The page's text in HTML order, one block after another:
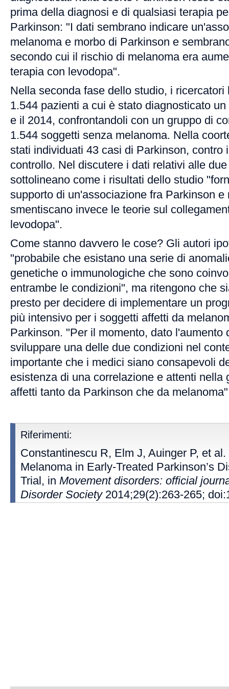
prima della diagnosi e di qualsiasi terapia
Parkinson: "I dati sembrano indicare
melanoma e morbo di Parkinson e
secondo cui il rischio di melanoma era
terapia con levodopa".
Nella seconda fase dello studio, i ricercatori
1.544 pazienti a cui è stato diagnosticato
e il 2014, confrontandoli con un gruppo di
1.544 soggetti senza melanoma. Nella
stati individuati 43 casi di Parkinson, contro
controllo. Nel discutere i dati relativi alle
sottolineano come i risultati dello studio
supporto di un'associazione fra Parkinson e
smentiscano invece le teorie sul
levodopa".
Come stanno davvero le cose? Gli autori
"probabile che esistano una serie di
genetiche o immunologiche che sono
entrambe le condizioni", ma ritengono che
presto per decidere di implementare un
più intensivo per i soggetti affetti da
Parkinson. "Per il momento, dato l'aumento
sviluppare una delle due condizioni nel
importante che i medici siano consapevoli
esistenza di una correlazione e attenti nella
affetti tanto da Parkinson che da
Riferimenti:
Constantinescu R, Elm J, Auinger P, et
Melanoma in Early-Treated Parkinson’s
Trial, in Movement disorders: official
Disorder Society2014;29(2):263-265;